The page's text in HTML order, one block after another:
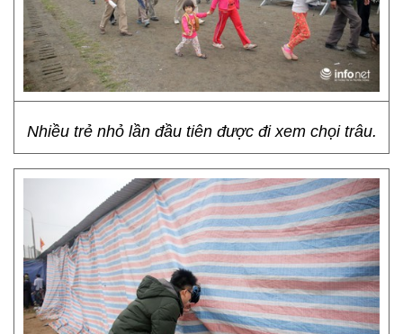
Nhiều trẻ nhỏ lần đầu tiên được đi xem chọi trâu.